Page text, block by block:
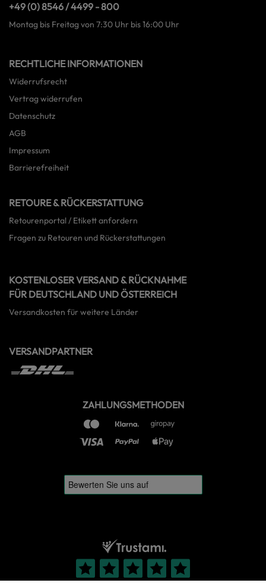
+49 (0) 8546 / 4499 - 800
Montag bis Freitag von 7:30 Uhr bis 16:00 Uhr
RECHTLICHE INFORMATIONEN
Widerrufsrecht
Vertrag widerrufen
Datenschutz
AGB
Impressum
Barrierefreiheit
RETOURE & RÜCKERSTATTUNG
Retourenportal / Etikett anfordern
Fragen zu Retouren und Rückerstattungen
KOSTENLOSER VERSAND & RÜCKNAHME
FÜR DEUTSCHLAND UND ÖSTERREICH
Versandkosten für weitere Länder
VERSANDPARTNER
ZAHLUNGSMETHODEN